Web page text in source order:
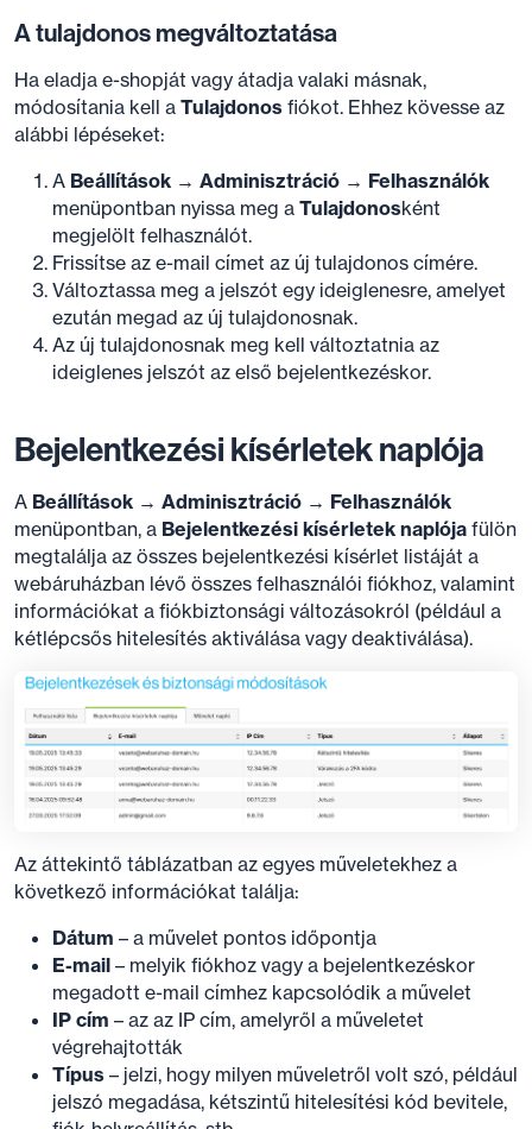
A tulajdonos megváltoztatása
Ha eladja e-shopját vagy átadja valaki másnak,
módosítania kell a Tulajdonos fiókot. Ehhez kövesse az
alábbi lépéseket:
A Beállítások → Adminisztráció → Felhasználók
menüpontban nyissa meg a Tulajdonosként
megjelölt felhasználót.
Frissítse az e-mail címet az új tulajdonos címére.
Változtassa meg a jelszót egy ideiglenesre, amelyet
ezután megad az új tulajdonosnak.
Az új tulajdonosnak meg kell változtatnia az
ideiglenes jelszót az első bejelentkezéskor.
Bejelentkezési kísérletek naplója
A Beállítások → Adminisztráció → Felhasználók
menüpontban, a Bejelentkezési kísérletek naplója fülön
megtalálja az összes bejelentkezési kísérlet listáját a
webáruházban lévő összes felhasználói fiókhoz, valamint
információkat a fiókbiztonsági változásokról (például a
kétlépcsős hitelesítés aktiválása vagy deaktiválása).
Az áttekintő táblázatban az egyes műveletekhez a
következő információkat találja:
Dátum – a művelet pontos időpontja
E-mail – melyik fiókhoz vagy a bejelentkezéskor
megadott e-mail címhez kapcsolódik a művelet
IP cím – az az IP cím, amelyről a műveletet
végrehajtották
Típus – jelzi, hogy milyen műveletről volt szó, például
jelszó megadása, kétszintű hitelesítési kód bevitele,